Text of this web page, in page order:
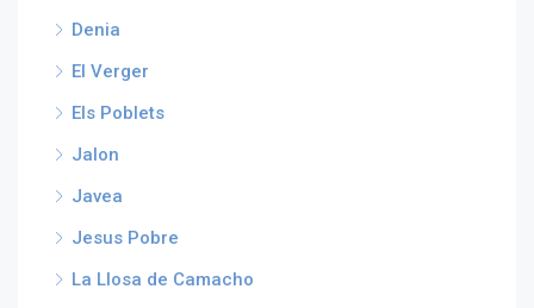
Denia
El Verger
Els Poblets
Jalon
Javea
Jesus Pobre
La Llosa de Camacho